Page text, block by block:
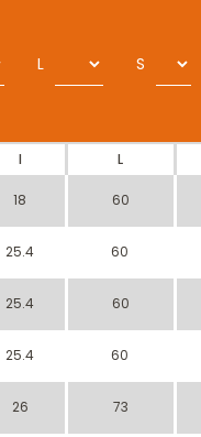
L S
I L
18 60
25.4 60
25.4 60
25.4 60
26 73